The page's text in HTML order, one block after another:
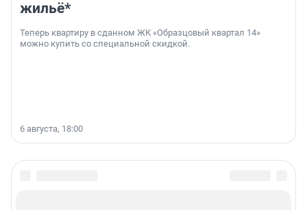
жильё*
Теперь квартиру в сданном ЖК «Образцовый квартал 14»
можно купить со специальной скидкой.
6 августа, 18:00